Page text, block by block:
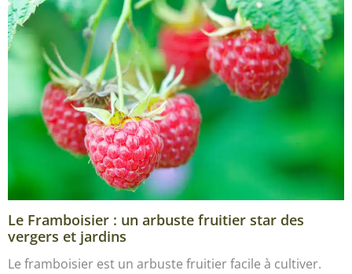
Le Framboisier : un arbuste fruitier star des
vergers et jardins
Le framboisier est un arbuste fruitier facile à cultiver.